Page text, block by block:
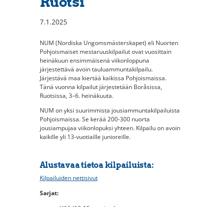
7.1.2025
NUM (Nordiska Ungomsmästerskapet) eli Nuorten
Pohjoismaiset mestaruuskilpailut ovat vuosittain
heinäkuun ensimmäisenä viikonloppuna
järjestettävä avoin tauluammuntakilpailu.
Järjestävä maa kiertää kaikissa Pohjoismaissa.
Tänä vuonna kilpailut järjestetään Boråsissa,
Ruotsissa, 3–6. heinäkuuta.
NUM on yksi suurimmista jousiammuntakilpailuista
Pohjoismaissa. Se kerää 200-300 nuorta
jousiampujaa viikonlopuksi yhteen. Kilpailu on avoin
kaikille yli 13-vuotiaille junioreille.
Alustavaa tietoa kilpailuista:
Kilpailuiden nettisivut
Sarjat: